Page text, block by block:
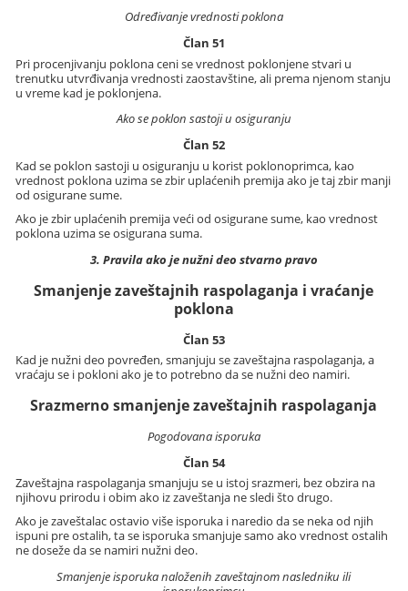
Određivanje vrednosti poklona
Član 51
Pri procenjivanju poklona ceni se vrednost poklonjene stvari u
trenutku utvrđivanja vrednosti zaostavštine, ali prema njenom stanju
u vreme kad je poklonjena.
Ako se poklon sastoji u osiguranju
Član 52
Kad se poklon sastoji u osiguranju u korist poklonoprimca, kao
vrednost poklona uzima se zbir uplaćenih premija ako je taj zbir manji
od osigurane sume.
Ako je zbir uplaćenih premija veći od osigurane sume, kao vrednost
poklona uzima se osigurana suma.
3. Pravila ako je nužni deo stvarno pravo
Smanjenje zaveštajnih raspolaganja i vraćanje
poklona
Član 53
Kad je nužni deo povređen, smanjuju se zaveštajna raspolaganja, a
vraćaju se i pokloni ako je to potrebno da se nužni deo namiri.
Srazmerno smanjenje zaveštajnih raspolaganja
Pogodovana isporuka
Član 54
Zaveštajna raspolaganja smanjuju se u istoj srazmeri, bez obzira na
njihovu prirodu i obim ako iz zaveštanja ne sledi što drugo.
Ako je zaveštalac ostavio više isporuka i naredio da se neka od njih
ispuni pre ostalih, ta se isporuka smanjuje samo ako vrednost ostalih
ne doseže da se namiri nužni deo.
Smanjenje isporuka naloženih zaveštajnom nasledniku ili